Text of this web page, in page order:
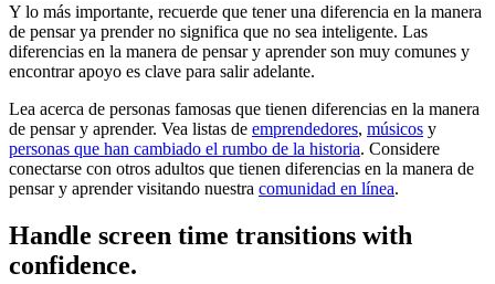
Y lo más importante, recuerde que tener una diferencia en la manera
de pensar ya prender no significa que no sea inteligente. Las
diferencias en la manera de pensar y aprender son muy comunes y
encontrar apoyo es clave para salir adelante.
Lea acerca de personas famosas que tienen diferencias en la manera
de pensar y aprender. Vea listas de emprendedores, músicos y
personas que han cambiado el rumbo de la historia. Considere
conectarse con otros adultos que tienen diferencias en la manera de
pensar y aprender visitando nuestra comunidad en línea.
Handle screen time transitions with
confidence.